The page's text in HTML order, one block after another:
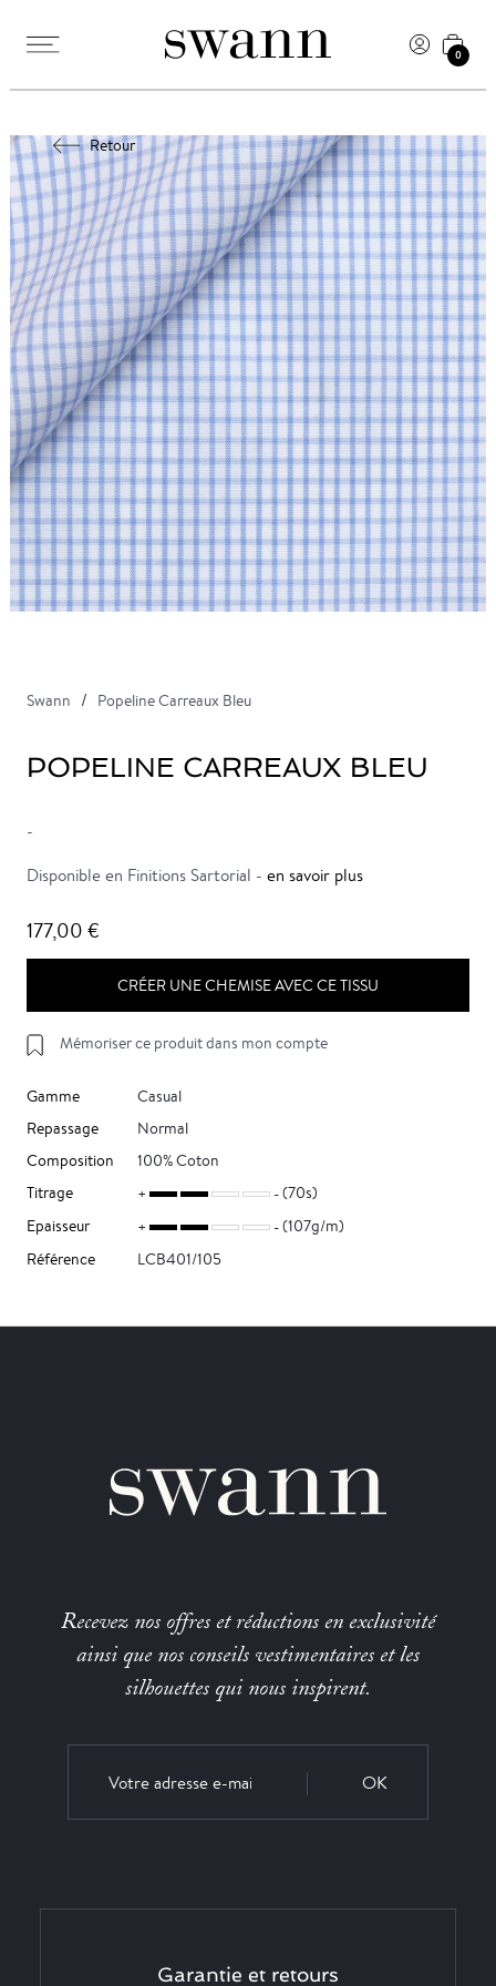
0
Retour
Swann Popeline Carreaux Bleu
POPELINE CARREAUX BLEU
-
Disponible en Finitions Sartorial - en savoir plus
177,00 €
CRÉER UNE CHEMISE AVEC CE TISSU
Mémoriser ce produit dans mon compte
Gamme
Casual
Repassage
Normal
Composition
100% Coton
Titrage
(70s)
Epaisseur
(107g/m)
Référence
LCB401/105
Recevez nos offres et réductions en exclusivité
ainsi que nos conseils vestimentaires et les
silhouettes qui nous inspirent.
OK
Garantie et retours